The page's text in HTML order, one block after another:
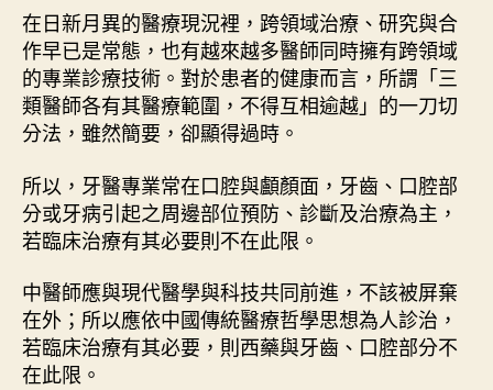
在日新月異的醫療現況裡，跨領域治療、研究與合
作早已是常態，也有越來越多醫師同時擁有跨領域
的專業診療技術。對於患者的健康而言，所謂「三
類醫師各有其醫療範圍，不得互相逾越」的一刀切
分法，雖然簡要，卻顯得過時。
所以，牙醫專業常在口腔與顱顏面，牙齒、口腔部
分或牙病引起之周邊部位預防、診斷及治療為主，
若臨床治療有其必要則不在此限。
中醫師應與現代醫學與科技共同前進，不該被屏棄
在外；所以應依中國傳統醫療哲學思想為人診治，
若臨床治療有其必要，則西藥與牙齒、口腔部分不
在此限。